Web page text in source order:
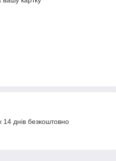
днів безкоштовно